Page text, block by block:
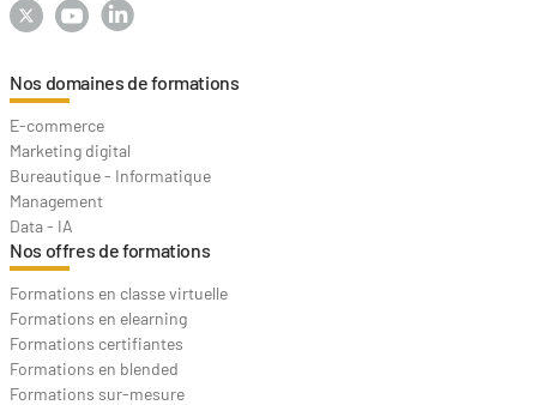
Nos domaines de formations
E-commerce
Marketing digital
Bureautique - Informatique
Management
Data - IA
Nos offres de formations
Formations en classe virtuelle
Formations en elearning
Formations certifiantes
Formations en blended
Formations sur-mesure